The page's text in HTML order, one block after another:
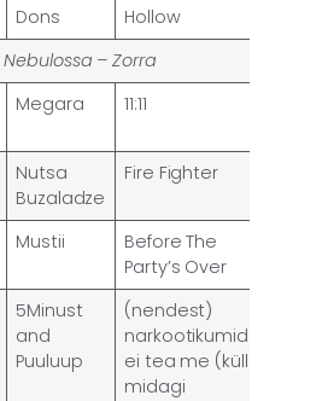
Dons
Hollow
Nebulossa – Zorra
Megara 11:11
Nutsa
Buzaladze
Fire Fighter
Mustii
Before The
Party’s Over
5Minust
and
Puuluup
(nendest)
narkootikumidest
ei tea me (küll)
midagi